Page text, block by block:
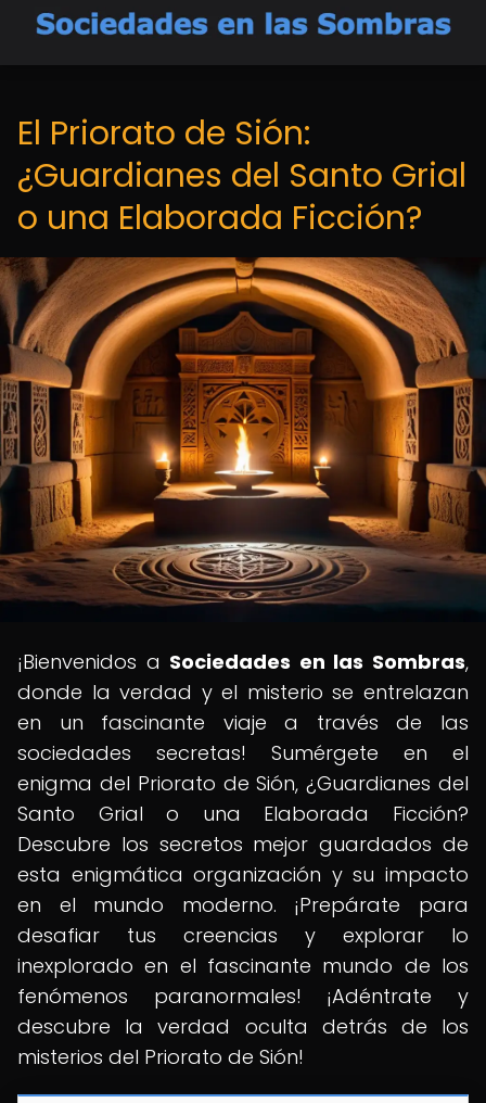
El Priorato de Sión:
¿Guardianes del Santo Grial
o una Elaborada Ficción?
¡Bienvenidos a Sociedades en las Sombras,
donde la verdad y el misterio se entrelazan
en un fascinante viaje a través de las
sociedades secretas! Sumérgete en el
enigma del Priorato de Sión, ¿Guardianes del
Santo Grial o una Elaborada Ficción?
Descubre los secretos mejor guardados de
esta enigmática organización y su impacto
en el mundo moderno. ¡Prepárate para
desafiar tus creencias y explorar lo
inexplorado en el fascinante mundo de los
fenómenos paranormales! ¡Adéntrate y
descubre la verdad oculta detrás de los
misterios del Priorato de Sión!